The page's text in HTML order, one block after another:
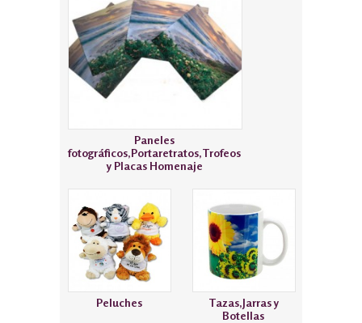
Paneles
fotográficos,Portaretratos,Trofeos
y Placas Homenaje
Peluches
Tazas,Jarras y
Botellas